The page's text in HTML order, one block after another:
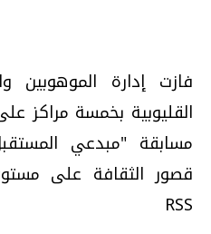
فازت إدارة الموهوبين
القليوبية بخمسة مراكز
مسابقة "مبدعي
RSS